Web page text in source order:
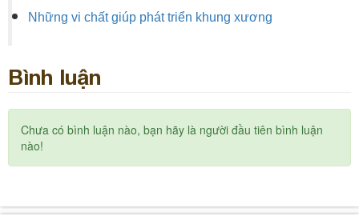
Những vi chất giúp phát triển khung xương
Bình luận
Chưa có bình luận nào, bạn hãy là người đầu tiên bình luận
nào!